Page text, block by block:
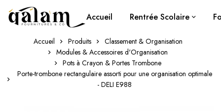
Accueil Rentrée Scolaire
Accueil Produits
Classement & Organisation
Modules & Accessoires d'Organisation
Pots à Crayon & Portes Trombone
Porte-trombone rectangulaire assorti pour une organisation optimale
- DELI E988